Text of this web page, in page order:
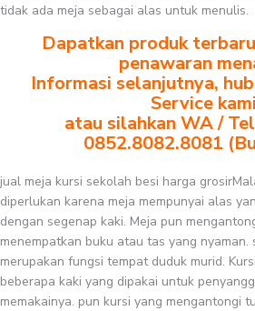
tidak ada meja sebagai alas untuk menulis.
Dapatkan produk
penawaran
Informasi selanjutnya,
Service kami
atau silahkan WA /
0852.8082.8081
jual meja kursi sekolah besi harga
diperlukan karena meja mempunyai alas
dengan segenap kaki. Meja pun
menempatkan buku atau tas yang nyaman.
merupakan fungsi tempat duduk murid.
beberapa kaki yang dipakai untuk
memakainya. pun kursi yang mengantongi